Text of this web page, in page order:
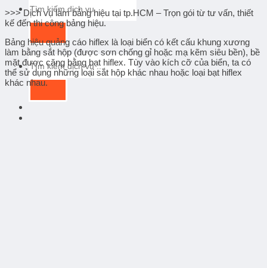
kiếm:
Tìm
kiếm:
>>> Dịch vụ làm bảng hiệu tại tp.HCM – Trọn gói từ tư vấn, thiết
kế đến thi công bảng hiệu.
Bảng hiệu quảng cáo hiflex là loại biển có kết cấu khung xương
làm bằng sắt hộp (được sơn chống gỉ hoặc mạ kẽm siêu bền), bề
mặt được căng bằng bạt hiflex. Tùy vào kích cỡ của biển, ta có
thể sử dụng những loại sắt hộp khác nhau hoặc loại bạt hiflex
khác nhau.